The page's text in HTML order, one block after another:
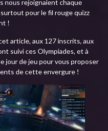
nous rejoignaient chaque
pour le fil rouge quizz
!
article, aux 127 inscrits, aux
suivi ces Olympiades, et à
jour de jeu pour vous proposer
de cette envergure !